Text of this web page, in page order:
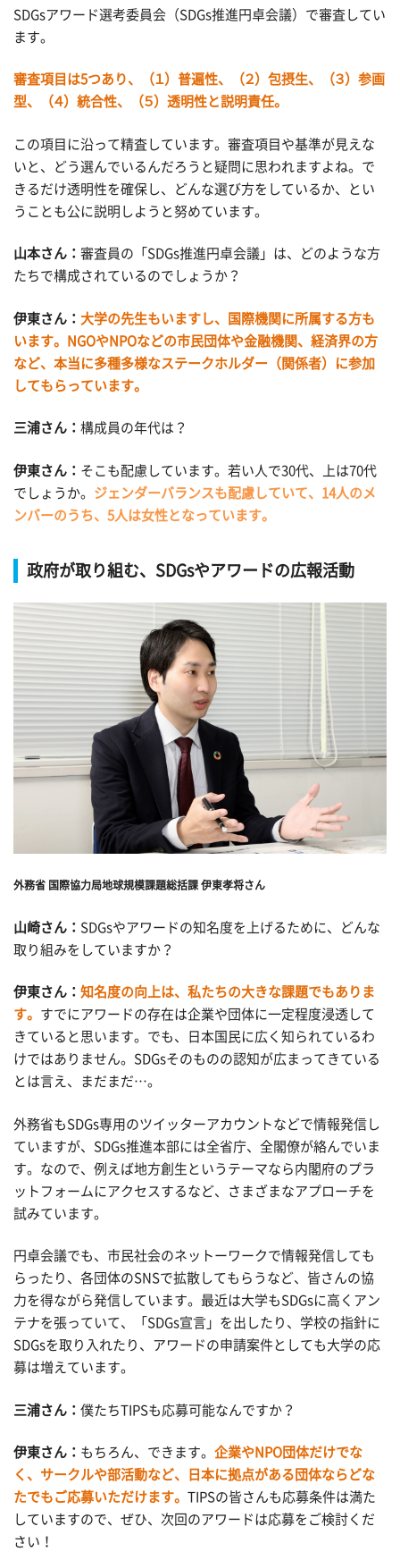
SDGsアワード選考委員会（SDGs推進円卓会議）で審査してい
ます。
審査項目は5つあり、（１）普遍性、（２）包摂生、（３）参画
型、（４）統合性、（５）透明性と説明責任。
この項目に沿って精査しています。審査項目や基準が見えな
いと、どう選んでいるんだろうと疑問に思われますよね。で
きるだけ透明性を確保し、どんな選び方をしているか、とい
うことも公に説明しようと努めています。
山本さん： 審査員の「SDGs推進円卓会議」は、どのような方
たちで構成されているのでしょうか？
伊東さん： 大学の先生もいますし、国際機関に所属する方も
います。NGOやNPOなどの市民団体や金融機関、経済界の方
など、本当に多種多様なステークホルダー（関係者）に参加
してもらっています。
三浦さん： 構成員の年代は？
伊東さん： そこも配慮しています。若い人で30代、上は70代
でしょうか。 ジェンダーバランスも配慮していて、14人のメ
ンバーのうち、5人は女性となっています。
政府が取り組む、SDGsやアワードの広報活動
外務省 国際協力局地球規模課題総括課 伊東孝将さん
山崎さん： SDGsやアワードの知名度を上げるために、どんな
取り組みをしていますか？
伊東さん： 知名度の向上は、私たちの大きな課題でもありま
す。 すでにアワードの存在は企業や団体に一定程度浸透して
きていると思います。でも、日本国民に広く知られているわ
けではありません。SDGsそのものの認知が広まってきている
とは言え、まだまだ…。
外務省もSDGs専用のツイッターアカウントなどで情報発信し
ていますが、SDGs推進本部には全省庁、全閣僚が絡んでいま
す。なので、例えば地方創生というテーマなら内閣府のプラ
ットフォームにアクセスするなど、さまざまなアプローチを
試みています。
円卓会議でも、市民社会のネットーワークで情報発信しても
らったり、各団体のSNSで拡散してもらうなど、皆さんの協
力を得ながら発信しています。最近は大学もSDGsに高くアン
テナを張っていて、「SDGs宣言」を出したり、学校の指針に
SDGsを取り入れたり、アワードの申請案件としても大学の応
募は増えています。
三浦さん： 僕たちTIPSも応募可能なんですか？
伊東さん： もちろん、できます。 企業やNPO団体だけでな
く、サークルや部活動など、日本に拠点がある団体ならどな
たでもご応募いただけます。 TIPSの皆さんも応募条件は満た
していますので、ぜひ、次回のアワードは応募をご検討くだ
さい！